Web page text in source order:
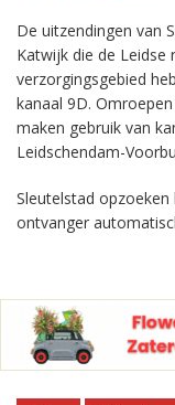
De uitzendingen van
Katwijk die de Leidse
verzorgingsgebied
kanaal 9D.
maken gebruik van
Leidschendam-
Sleutelstad
ontvanger